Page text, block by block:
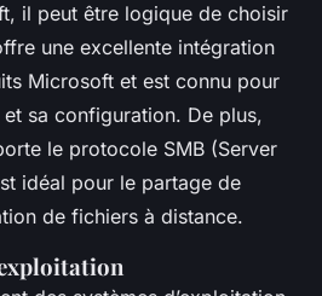
il peut être logique de choisir
une excellente intégration
Microsoft et est connu pour
et sa configuration. De plus,
le protocole SMB (Server
idéal pour le partage de
de fichiers à distance.